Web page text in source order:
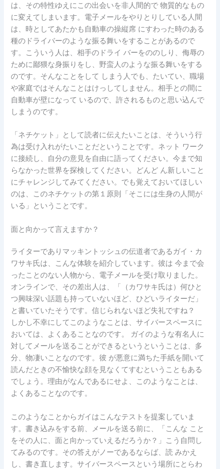
は、その特性ゆえにこの出会いを非人間的で 物質的なもの
に変えてしまいます。電子メールをやりとりしている人間
は、時としてあたかも自動車の操縦席 にすわった時のある
種のドライバーのような振る舞いをすることがあるので
す。こういう人は、相手のドライ バーをののしり、侮辱の
ために鄙猥な身振りをし、野蛮人のような振る舞いをする
のです。そんなことをして しまう人でも、たいてい、職場
や家庭ではそんなことはけっしてしません。相手との間に
自動車が壁になって いるので、許されるものと思い込んで
しまうのです。
「ネチケット」として読者に伝えたいことは、そういう行
為は受け入れがたいことだということです。ネット ワーク
に接続し、自分の意見を自由に語ってください。今まで知
らなかった世界を探検してください。どんど ん新しいこと
にチャレンジしてみてください。でも覚えておいてほしい
のは、このネチケットの第１原則「そこには生身の人間が
いる」ということです。
面と向かって言えますか？
ライターでありマッキントッシュの伝道者であるガイ・カ
ワサキ氏は、こんな体験を紹介しています。彼は 今まで会
ったことのない人物から、電子メールを受け取りました。
オンラインで、その差出人は、「（カワサキ氏は）何ひと
つ興味深い話題も持っていないほど、ひどいライターだ」
と書いていたそうです。信じられないほど失礼ですね？
しかし不幸にしてこのようなことは、サイバースペースに
おいては、よくあることなのです。 ガイのような有名人に
対してメールを送ることができるというということは、多
分、物凄いことなのです。彼 が悪意に満ちた手紙を開いて
読んだときの不愉快な顔を見なくてすむということもある
でしょう。理由がなんであるにせよ、このようなことは、
よくあることなのです。
このようなことからガイはこんなテストを提案していま
す。書き込みをする前、メールを送る前に、「こんな こと
をその人に、面と向かっていえるだろうか？」こう自問し
てみるのです。その答えがノーであるならば、読 みかえ
し、書き直します。サイバースペースという場所にとらわ